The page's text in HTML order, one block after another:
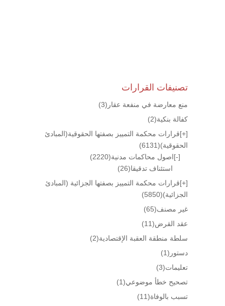
تصنيفات القرارات
منع معارضة في منفعة عقار (3)
كفالة بنكية(2)
[+]قرارات محكمة التمييز بصفتها الحقوقية(المبادئ
الحقوقية)(6131)
[-]اصول محاكمات مدنية(2220)
استئناف تدقيقا(26)
[+]قرارات محكمة التمييز بصفتها الجزائية (المبادئ
الجزائية)(5850)
غير مصنف(65)
عقد القرض(11)
سلطة منطقة العقبة الإقتصادية(2)
دستور (1)
تعليمات(3)
تصحيح خطأ موضوعي(1)
تسبب بالوفاة(11)